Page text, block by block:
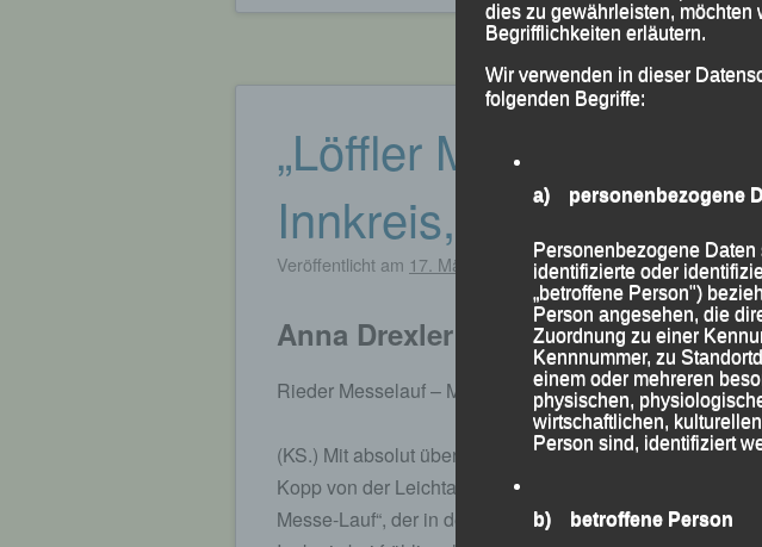
„Löffler Messelauf“ –
Innkreis, 17.03.2024
Veröffentlicht am 17. März 2024 vonlgpassau
Anna Drexler mit Streckenrekord
Rieder Messelauf – Marion Kopp Gesamtdritte und
(KS.) Mit absolut überzeugenden Leistungen glänzten
Kopp von der Leichtathletik Gemeinschaft (LG) Passau
Messe-Lauf“, der in der oberösterreichischen 11.500-
dies zu gewährleisten, möchten
Begrifflichkeiten erläutern.
Wir verwenden in dieser
folgenden Begriffe:
a) personenbezogene
Personenbezogene
identifizierte oder
„betroffene Person")
Person angesehen, die
Zuordnung zu einer
Kennnummer, zu
einem oder mehreren
physischen,
wirtschaftlichen,
Person sind, identifiziert
b) betroffene Person